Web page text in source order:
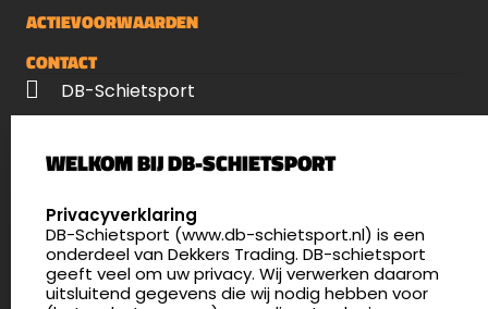
ACTIEVOORWAARDEN
CONTACT
DB-Schietsport
5411 LX Zeeland
4.8
175 beoordelingen
info@db-schietsport.nl
WELKOM BIJ DB-SCHIETSPORT
SELECT LANGUAGE
Privacyverklaring
DB-Schietsport (www.db-schietsport.nl) is een
onderdeel van Dekkers Trading. DB-schietsport
geeft veel om uw privacy. Wij verwerken daarom
uitsluitend gegevens die wij nodig hebben voor